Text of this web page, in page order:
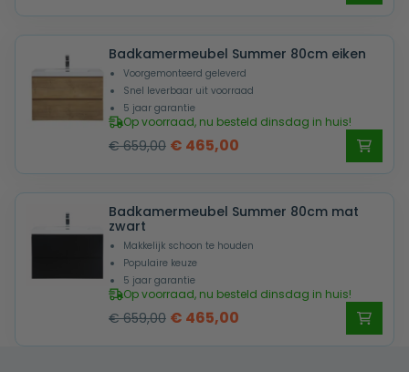
was:
€ 659,00.
is:
€ 465,00.
Badkamermeubel Summer 80cm eiken
Voorgemonteerd geleverd
Snel leverbaar uit voorraad
5 jaar garantie
Op voorraad, nu besteld dinsdag in huis!
€659,00 Oorspronkelijke
was:
€ 659,00.
€ 465,00
is:
€ 465,00.
Badkamermeubel Summer 80cm mat
zwart
Makkelijk schoon te houden
Populaire keuze
5 jaar garantie
Op voorraad, nu besteld dinsdag in huis!
€659,00 Oorspronkelijke
€ 465,00